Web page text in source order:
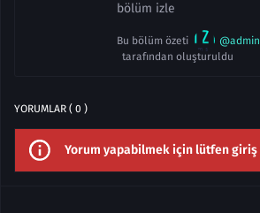
bölüm izle
Bu bölüm özeti
@admin
tarafından oluşturuldu
YORUMLAR ( 0 )
Yorum yapabilmek için lütfen giriş